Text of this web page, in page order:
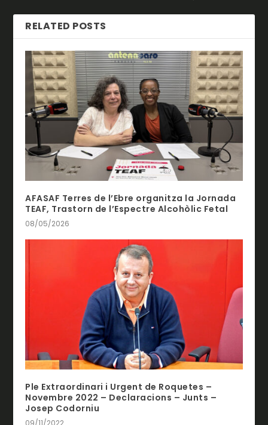
RELATED POSTS
AFASAF Terres de l’Ebre organitza la Jornada
TEAF, Trastorn de l’Espectre Alcohòlic Fetal
08/05/2026
Ple Extraordinari i Urgent de Roquetes –
Novembre 2022 – Declaracions – Junts –
Josep Codorniu
09/11/2022